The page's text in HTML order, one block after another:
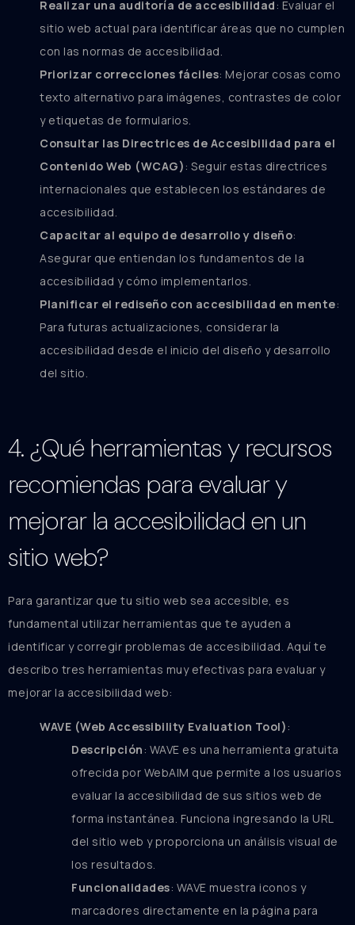
Realizar una auditoría de accesibilidad : Evaluar el
sitio web actual para identificar áreas que no cumplen
con las normas de accesibilidad.
Priorizar correcciones fáciles: Mejorar cosas como
texto alternativo para imágenes, contrastes de color
y etiquetas de formularios.
Consultar las Directrices de Accesibilidad para el
Contenido Web (WCAG) : Seguir estas directrices
internacionales que establecen los estándares de
accesibilidad.
Capacitar al equipo de desarrollo y diseño:
Asegurar que entiendan los fundamentos de la
accesibilidad y cómo implementarlos.
Planificar el rediseño con accesibilidad en mente:
Para futuras actualizaciones, considerar la
accesibilidad desde el inicio del diseño y desarrollo
del sitio.
4. ¿Qué herramientas y recursos
recomiendas para evaluar y
mejorar la accesibilidad en un
sitio web?
Para garantizar que tu sitio web sea accesible, es
fundamental utilizar herramientas que te ayuden a
identificar y corregir problemas de accesibilidad. Aquí te
describo tres herramientas muy efectivas para evaluar y
mejorar la accesibilidad web:
WAVE (Web Accessibility Evaluation Tool) :
Descripción : WAVE es una herramienta gratuita
ofrecida por WebAIM que permite a los usuarios
evaluar la accesibilidad de sus sitios web de
forma instantánea. Funciona ingresando la URL
del sitio web y proporciona un análisis visual de
los resultados.
Funcionalidades: WAVE muestra iconos y
marcadores directamente en la página para